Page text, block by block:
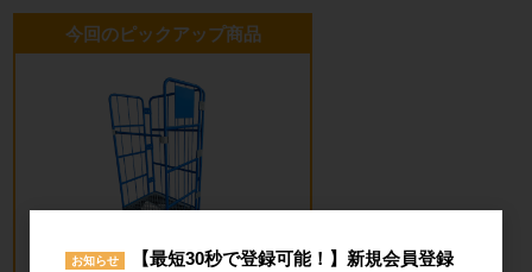
今回のピックアップ商品
お知らせ
【最短30秒で登録可能！】新規会員登録